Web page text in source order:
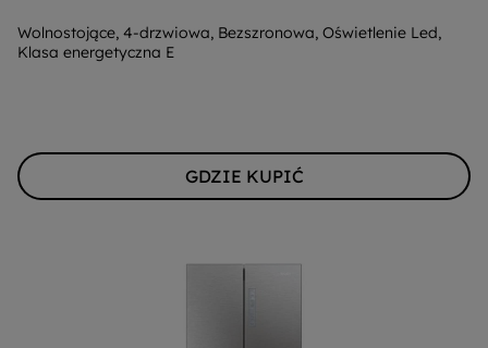
energii
Youreko.
Wolnostojące, 4-drzwiowa, Bezszronowa, Oświetlenie Led,
Klasa energetyczna E
GDZIE KUPIĆ